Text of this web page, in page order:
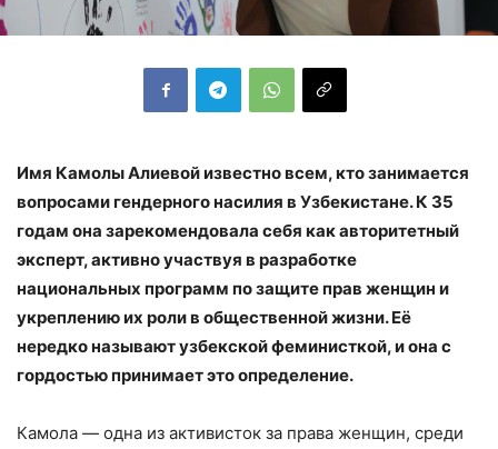
Имя Камолы Алиевой известно всем, кто занимается
вопросами гендерного насилия в Узбекистане. К 35
годам она зарекомендовала себя как авторитетный
эксперт, активно участвуя в разработке
национальных программ по защите прав женщин и
укреплению их роли в общественной жизни. Её
нередко называют узбекской феминисткой, и она с
гордостью принимает это определение.
Камола — одна из активисток за права женщин, среди